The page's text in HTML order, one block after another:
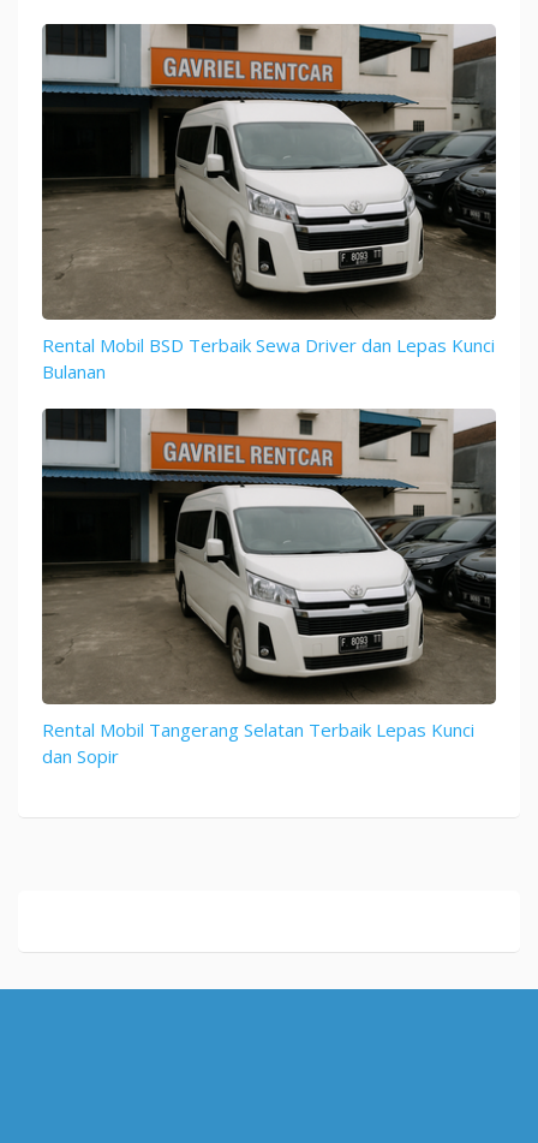
Rental Mobil BSD Terbaik Sewa Driver dan Lepas Kunci
Bulanan
Rental Mobil Tangerang Selatan Terbaik Lepas Kunci
dan Sopir